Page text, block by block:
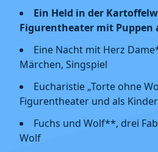
Ein Held in der
Figurentheater mit Puppen
Eine Nacht mit Herz
Märchen, Singspiel
Eucharistie „Torte ohne
Figurentheater und als
Fuchs und Wolf**, drei
Wolf